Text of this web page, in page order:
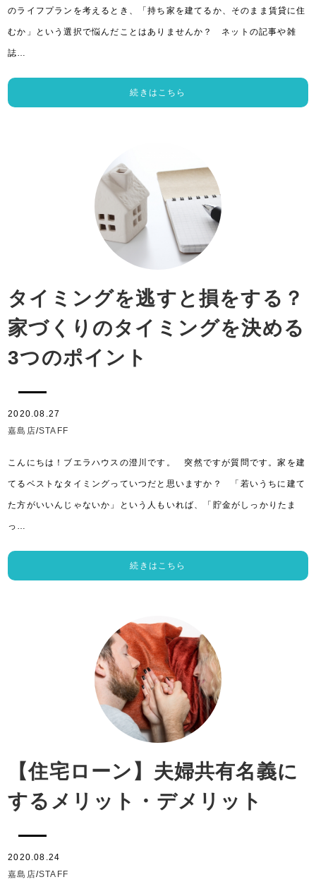
のライフプランを考えるとき、「持ち家を建てるか、そのまま賃貸に住
むか」という選択で悩んだことはありませんか？ ネットの記事や雑
誌…
続きはこちら
タイミングを逃すと損をする？
家づくりのタイミングを決める
3つのポイント
2020.08.27
嘉島店/STAFF
こんにちは！ブエラハウスの澄川です。 突然ですが質問です。家を建
てるベストなタイミングっていつだと思いますか？ 「若いうちに建て
た方がいいんじゃないか」という人もいれば、「貯金がしっかりたま
っ…
続きはこちら
【住宅ローン】夫婦共有名義に
するメリット・デメリット
2020.08.24
嘉島店/STAFF